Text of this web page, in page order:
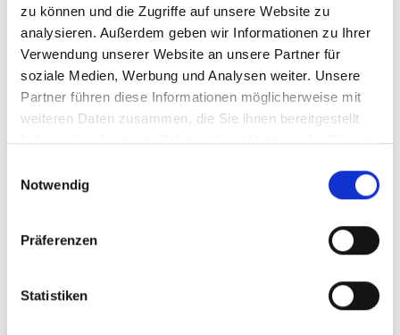
zu können und die Zugriffe auf unsere Website zu
analysieren. Außerdem geben wir Informationen zu Ihrer
Verwendung unserer Website an unsere Partner für
soziale Medien, Werbung und Analysen weiter. Unsere
Partner führen diese Informationen möglicherweise mit
weiteren Daten zusammen, die Sie ihnen bereitgestellt
haben oder die sie im Rahmen Ihrer Nutzung der Dienste
Notwendig
Präferenzen
Statistiken
erhaltenen Gebäude der einstigen Wasserburg
Rodenberg, die dem großen Stadtbrand im
Jahre 1859 zum Opfer fiel, erleben Sie die Früh-
und Stadtgeschichte Rodenbergs im Kontext
landwirtschaftlicher und handwerklicher
Lebensweise.
Feinstes Leinen, hochwertige Seidenstoffe und
thematischen Schwerpunkt bilden die
Tracht“ sowie Aussteuergut. Auf der Empore